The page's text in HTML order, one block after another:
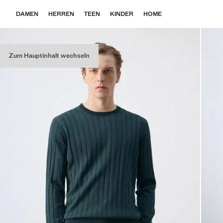
Zum Hauptinhalt wechseln
DAMEN HERREN TEEN KINDER HOME